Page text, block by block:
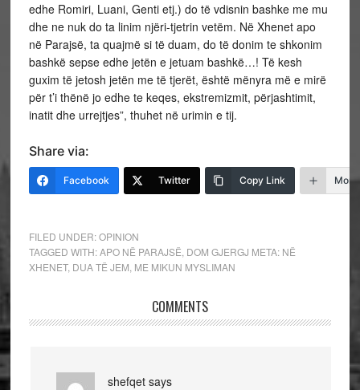
edhe Romiri, Luani, Genti etj.) do të vdisnin bashke me mu
dhe ne nuk do ta linim njëri-tjetrin vetëm. Në Xhenet apo
në Parajsë, ta quajmë si të duam, do të donim te shkonim
bashkë sepse edhe jetën e jetuam bashkë…! Të kesh
guxim të jetosh jetën me të tjerët, është mënyra më e mirë
për t’i thënë jo edhe te keqes, ekstremizmit, përjashtimit,
inatit dhe urrejtjes”, thuhet në urimin e tij.
Share via:
Facebook Twitter Copy Link More
FILED UNDER:OPINION
TAGGED WITH:APO NË PARAJSË DOM GJERGJ META: NË
XHENET, DUA TË JEM ME MIKUN MYSLIMAN
COMMENTS
shefqet says